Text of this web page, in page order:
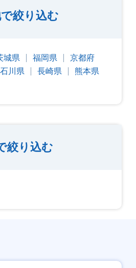
絞り込む
城県 福岡県
京都府
石川県 長崎県
熊本県
絞り込む